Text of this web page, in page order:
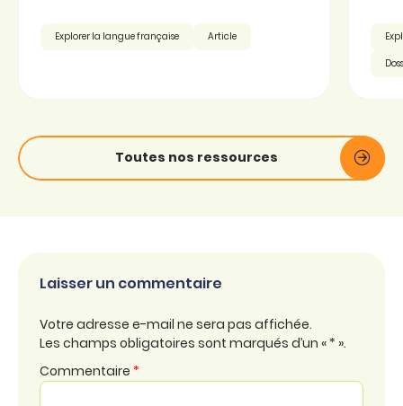
Explorer la langue française Article
Toutes nos ressources
Laisser un commentaire
Votre adresse e-mail ne sera pas affichée.
Les champs obligatoires sont marqués d’un « * ».
Commentaire *